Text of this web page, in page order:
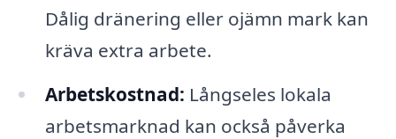
Dålig dränering eller ojämn mark kan
kräva extra arbete.
Arbetskostnad: Långseles lokala
arbetsmarknad kan också påverka